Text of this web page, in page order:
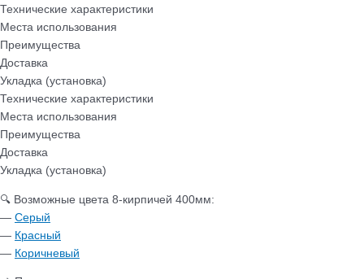
Технические характеристики
Места использования
Преимущества
Доставка
Укладка (установка)
Технические характеристики
Места использования
Преимущества
Доставка
Укладка (установка)
🔍 Возможные цвета 8-кирпичей 400мм:
— Серый
— Красный
— Коричневый